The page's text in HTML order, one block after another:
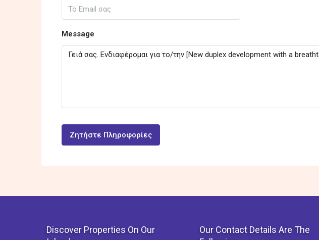
Message
Ζητήστε Πληροφορίες
Discover Properties On Our
Our Contact Details Are The